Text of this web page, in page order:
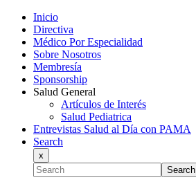
Inicio
Directiva
Médico Por Especialidad
Sobre Nosotros
Membresía
Sponsorship
Salud General
Artículos de Interés
Salud Pediatrica
Entrevistas Salud al Día con PAMA
Search
x
Search